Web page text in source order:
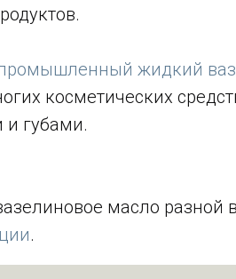
жидкий
косметических
и губами.
масло
.